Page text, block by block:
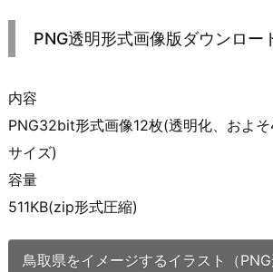
PNG透明形式画像版ダウンロー
内容
PNG32bit形式画像12枚(透明化、およ
サイズ)
容量
511KB(zip形式圧縮)
鳥取県をイメージするイラスト（